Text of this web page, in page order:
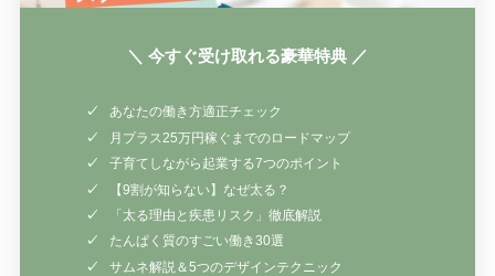
＼ 今すぐ受け取れる豪華特典 ／
あなたの働き方適正チェック
月プラス25万円稼ぐまでのロードマップ
子育てしながら起業する7つのポイント
【9割が知らない】なぜ太る？
「太る理由と疾患リスク」徹底解説
たんぱく質のすごい働き30選
サムネ解説＆5つのデザインテクニック